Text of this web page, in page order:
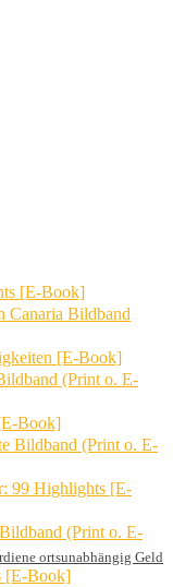
ortsunabhängig Geld
[E-Book]
Bildband
[E-Book]
(Print o. E-
Book]
Bildband (Print o. E-
99 Highlights [E-
(Print o. E-
[E-Book]